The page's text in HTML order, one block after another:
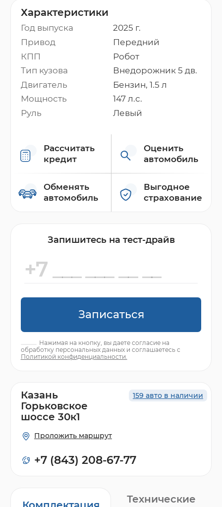
Характеристики
Год выпуска
2025 г.
Привод
Передний
КПП
Робот
Тип кузова
Внедорожник 5 дв.
Двигатель
Бензин, 1.5 л
Мощность
147 л.с.
Руль
Левый
Рассчитать
кредит
Оценить
автомобиль
Обменять
автомобиль
Выгодное
страхование
Запишитесь на тест-драйв
Записаться
Нажимая на кнопку, вы даете согласие на
обработку персональных данных и соглашаетесь с
Политикой конфиденциальности.
Технические
159 авто в наличии
Казань
Горьковское
шоссе 30к1
Проложить маршрут
+7 (843) 208-67-77